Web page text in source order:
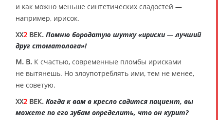
и как можно меньше синтетических сладостей —
например, ирисок.
XX2 ВЕК. Помню бородатую шутку «ириски — лучший
друг стоматолога»!
М. В. К счастью, современные пломбы ирисками
не вытянешь. Но злоупотреблять ими, тем не менее,
не советую.
XX2 ВЕК. Когда к вам в кресло садится пациент, вы
можете по его зубам определить, что он курит?